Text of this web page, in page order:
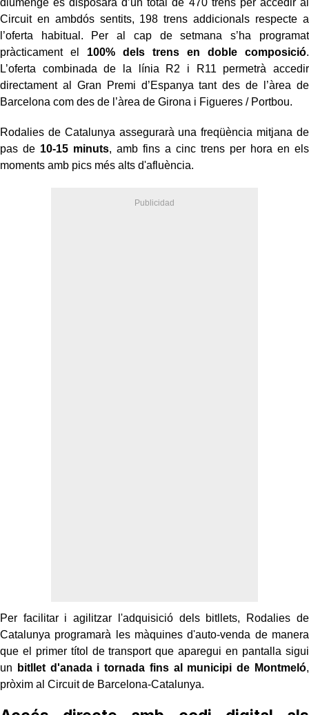
diumenge es disposarà d’un total de 470 trens per accedir al
Circuit en ambdós sentits, 198 trens addicionals respecte a
l’oferta habitual. Per al cap de setmana s’ha programat
pràcticament el 100% dels trens en doble composició.
L’oferta combinada de la línia R2 i R11 permetrà accedir
directament al Gran Premi d’Espanya tant des de l’àrea de
Barcelona com des de l’àrea de Girona i Figueres / Portbou.
Rodalies de Catalunya assegurarà una freqüència mitjana de
pas de 10-15 minuts, amb fins a cinc trens per hora en els
moments amb pics més alts d'afluència.
Per facilitar i agilitzar l'adquisició dels bitllets, Rodalies de
Catalunya programarà les màquines d'auto-venda de manera
que el primer títol de transport que aparegui en pantalla sigui
un
bitllet d'anada i tornada fins al municipi de Montmeló,
pròxim al Circuit de Barcelona-Catalunya.